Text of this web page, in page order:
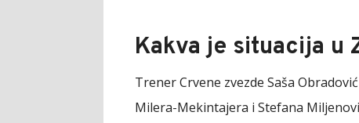
Kakva je situacija u
Trener Crvene zvezde Saša
Milera-Mekintajera i Stefana